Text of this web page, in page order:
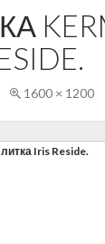
1600 × 1200